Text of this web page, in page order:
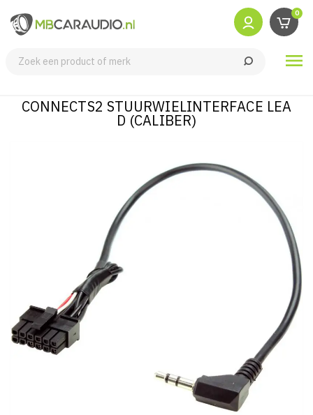
0

CONNECTS2 STUURWIELINTERFACE LEA
D (CALIBER)